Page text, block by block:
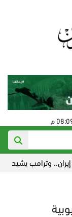
وترامب يشيد بتقدم